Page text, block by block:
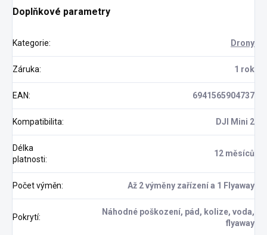
Doplňkové parametry
Kategorie: Drony
Záruka: 1 rok
EAN: 6941565904737
Kompatibilita: DJI Mini 2
Délka
platnosti:
12 měsíců
Počet výměn: Až 2 výměny zařízení a 1 Flyaway
Pokrytí:
Náhodné poškození, pád, kolize, voda,
flyaway